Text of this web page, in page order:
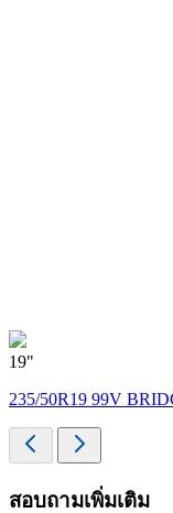
19"
235/50R19 99V
สอบถามเพิ่มเติม